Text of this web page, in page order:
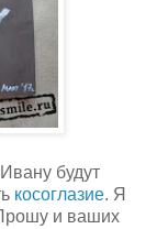
будут
косоглазие. Я
и ваших